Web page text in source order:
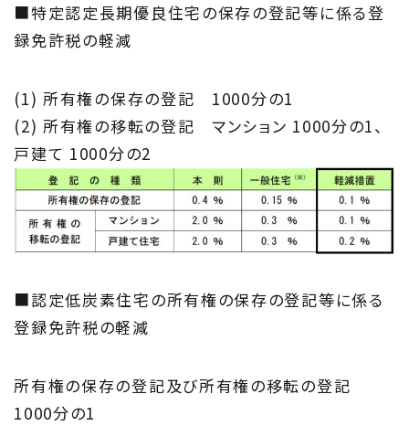
■特定認定長期優良住宅の保存の登記等に係る登
録免許税の軽減
(1) 所有権の保存の登記 1000分の1
(2) 所有権の移転の登記 マンション 1000分の1、
戸建て 1000分の2
■認定低炭素住宅の所有権の保存の登記等に係る
登録免許税の軽減
所有権の保存の登記及び所有権の移転の登記
1000分の1